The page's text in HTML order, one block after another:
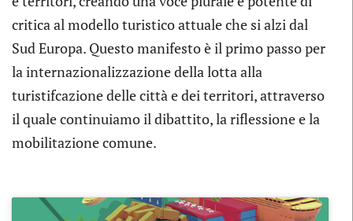
critica al modello turistico attuale che si alzi dal
Sud Europa. Questo manifesto è il primo passo per
la internazionalizzazione della lotta alla
turistifcazione delle città e dei territori, attraverso
il quale continuiamo il dibattito, la riflessione e la
mobilitazione comune.